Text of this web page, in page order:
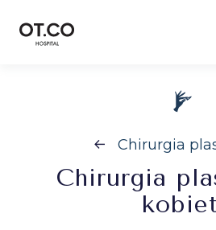
Chirurgia
Chirurgia